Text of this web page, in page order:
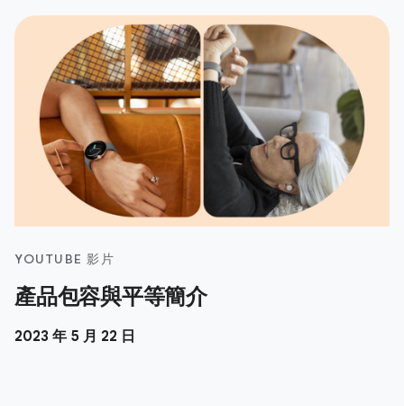
YOUTUBE 影片
產品包容與平等簡介
2023 年 5 月 22 日